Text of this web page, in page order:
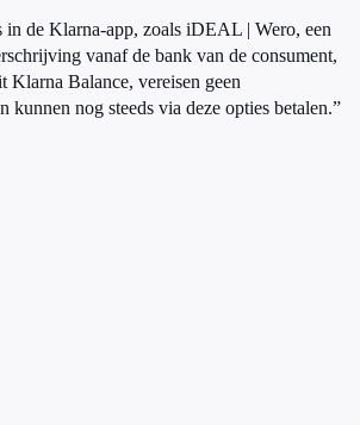
in de Klarna-app, zoals iDEAL | Wero, een
vanaf de bank van de consument,
Klarna Balance, vereisen geen
kunnen nog steeds via deze opties betalen.”